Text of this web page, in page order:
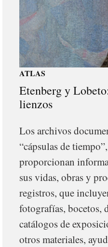
ATLAS
Etenberg y
lienzos
Los archivos
“cápsulas de
proporcionan
sus vidas, obras y
registros, que
fotografías, bocetos,
catálogos de
otros materiales,